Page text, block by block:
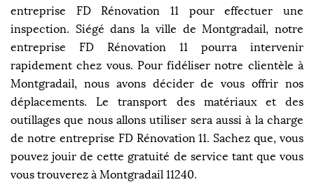
entreprise FD Rénovation 11 pour effectuer une
inspection. Siégé dans la ville de Montgradail, notre
entreprise FD Rénovation 11 pourra intervenir
rapidement chez vous. Pour fidéliser notre clientèle à
Montgradail, nous avons décider de vous offrir nos
déplacements. Le transport des matériaux et des
outillages que nous allons utiliser sera aussi à la charge
de notre entreprise FD Rénovation 11. Sachez que, vous
pouvez jouir de cette gratuité de service tant que vous
vous trouverez à Montgradail 11240.